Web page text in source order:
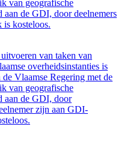
van geografische
aan de GDI, door deelnemers
kosteloos.
van taken van
overheidsinstanties is
Vlaamse Regering met de
van geografische
aan de GDI, door
zijn aan GDI-